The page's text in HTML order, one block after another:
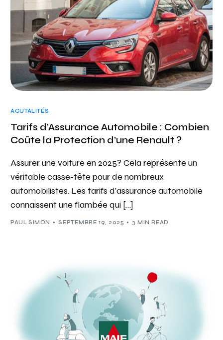
ACUTALITÉS
Tarifs d’Assurance Automobile : Combien
Coûte la Protection d’une Renault ?
Assurer une voiture en 2025? Cela représente un
véritable casse-tête pour de nombreux
automobilistes. Les tarifs d’assurance automobile
connaissent une flambée qui […]
PAUL SIMON SEPTEMBRE 19, 2025 3 MIN READ